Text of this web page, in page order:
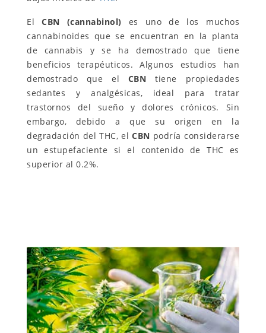
ElCBN (cannabinol) es uno de los muchos
cannabinoides que se encuentran en la planta
de cannabis y se ha demostrado que tiene
beneficios terapéuticos. Algunos estudios han
demostrado que el CBN tiene propiedades
sedantes y analgésicas, ideal para tratar
trastornos del sueño y dolores crónicos. Sin
embargo, debido a que su origen en la
degradación del THC, elCBN podría considerarse
un estupefaciente si el contenido de THC es
superior al 0.2%.